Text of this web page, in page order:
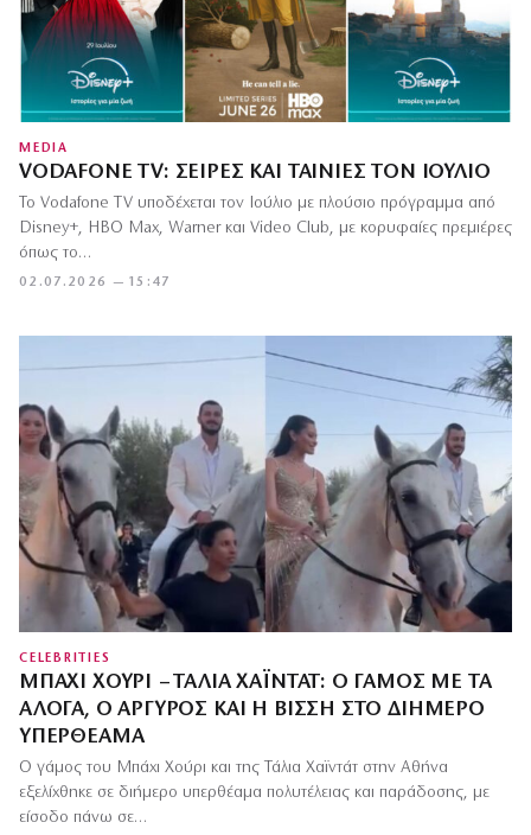
MEDIA
VODAFONE TV: ΣΕΙΡΈΣ ΚΑΙ ΤΑΙΝΊΕΣ ΤΟΝ ΙΟΎΛΙΟ
02.07.2026 — 15:47
Το Vodafone TV υποδέχεται τον Ιούλιο με πλούσιο πρόγραμμα από
Disney+, HBO Max, Warner και Video Club, με κορυφαίες πρεμιέρες
όπως το…
CELEBRITIES
ΜΠΆΧΙ ΧΟΎΡΙ – ΤΆΛΙΑ ΧΑΪΝΤΆΤ: Ο ΓΆΜΟΣ ΜΕ ΤΑ
ΆΛΟΓΑ, Ο ΑΡΓΥΡΌΣ ΚΑΙ Η ΒΊΣΣΗ ΣΤΟ ΔΙΉΜΕΡΟ
ΥΠΕΡΘΈΑΜΑ
Ο γάμος του Μπάχι Χούρι και της Τάλια Χαϊντάτ στην Αθήνα
εξελίχθηκε σε διήμερο υπερθέαμα πολυτέλειας και παράδοσης, με
είσοδο πάνω σε…